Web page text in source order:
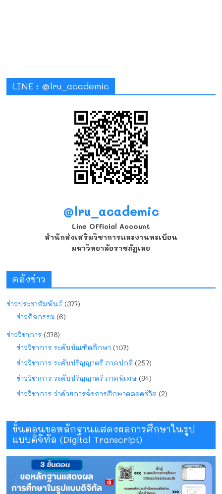
LINE : @lru_academic
@lru_academic
Line Official Account
สำนักส่งเสริมวิชาการและงานทะเบียน
มหาวิทยาลัยราชภัฏเลย
คลังข่าว
ข่าวประชาสัมพันธ์ (377)
ข่าวกิจกรรม (6)
ข่าววิชาการ (378)
ข่าววิชาการ ระดับบัณฑิตศึกษา (107)
ข่าววิชาการ ระดับปริญญาตรี ภาคปกติ (257)
ข่าววิชาการ ระดับปริญญาตรี ภาคพิเศษ (94)
ข่าววิชาการ ว่าด้วยการจัดการศึกษาตลอดชีวิต (2)
ขั้นตอนขอหลักฐานแสดงผลการศึกษาในรูป
แบบดิจิทัล (Digital Transcript)